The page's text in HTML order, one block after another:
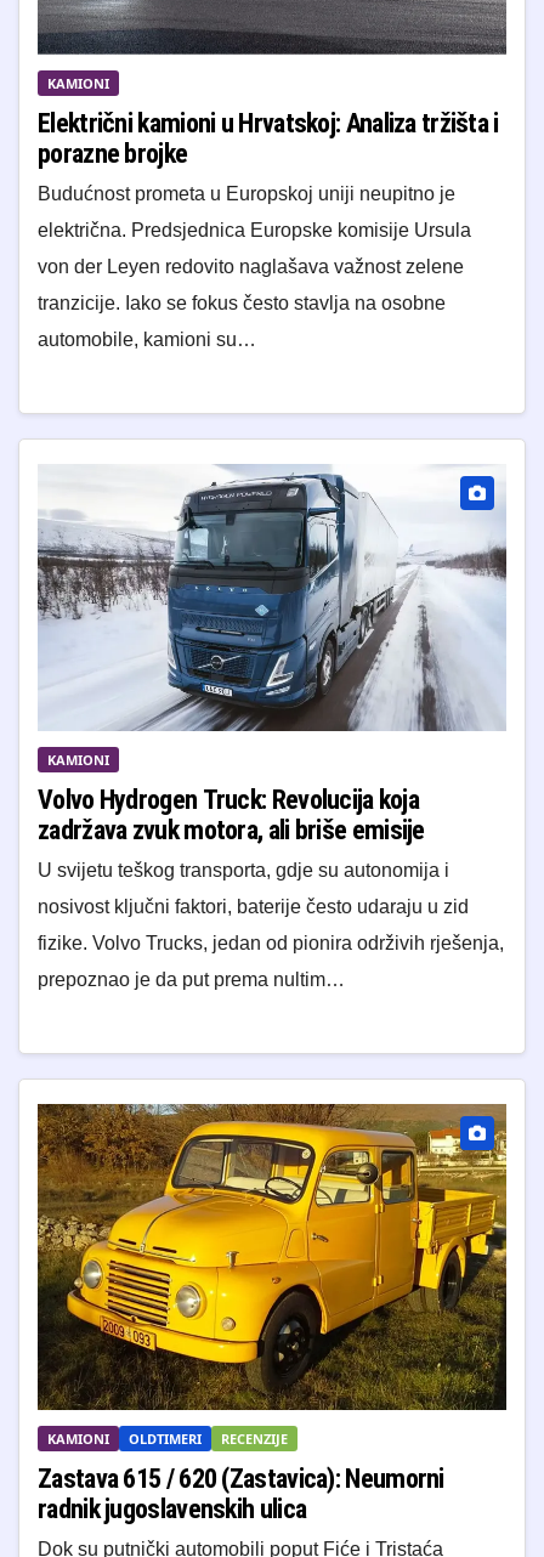
KAMIONI
Električni kamioni u Hrvatskoj: Analiza tržišta i
porazne brojke
Budućnost prometa u Europskoj uniji neupitno je
električna. Predsjednica Europske komisije Ursula
von der Leyen redovito naglašava važnost zelene
tranzicije. Iako se fokus često stavlja na osobne
automobile, kamioni su…
KAMIONI
Volvo Hydrogen Truck: Revolucija koja
zadržava zvuk motora, ali briše emisije
U svijetu teškog transporta, gdje su autonomija i
nosivost ključni faktori, baterije često udaraju u zid
fizike. Volvo Trucks, jedan od pionira održivih rješenja,
prepoznao je da put prema nultim…
KAMIONI OLDTIMERI RECENZIJE
Zastava 615 / 620 (Zastavica): Neumorni
radnik jugoslavenskih ulica
Dok su putnički automobili poput Fiće i Tristaća